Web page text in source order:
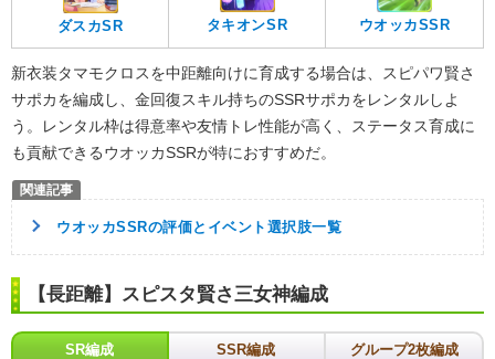
ダスカSR タキオンSR ウオッカSSR
新衣装タマモクロスを中距離向けに育成する場合は、スピパワ賢さ
サポカを編成し、金回復スキル持ちのSSRサポカをレンタルしよ
う。レンタル枠は得意率や友情トレ性能が高く、ステータス育成に
も貢献できるウオッカSSRが特におすすめだ。
ウオッカSSRの評価とイベント選択肢一覧
【長距離】スピスタ賢さ三女神編成
SR編成 SSR編成 グループ2枚編成